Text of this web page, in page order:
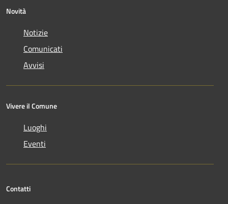
Novità
Notizie
Comunicati
Avvisi
Vivere il Comune
Luoghi
Eventi
Contatti